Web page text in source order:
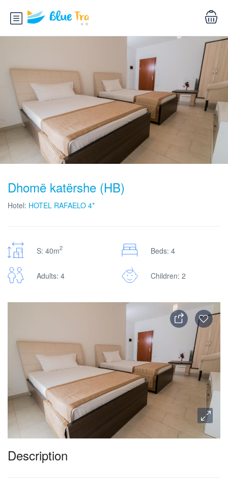
Dhomë katërshe (HB)
Hotel: HOTEL RAFAELO 4*
S: 40m2 Beds: 4
Adults: 4 Children: 2
Description